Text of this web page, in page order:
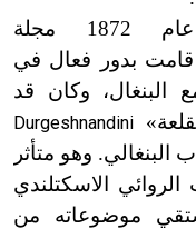
أسس تشاترجي في عام 1872 مجلة
قامت بدور فعال في
البنغال، وكان قد
Durgeshnandini
البنغالي. وهو متأثر
الروائي الاسكتلندي
موضوعاته من